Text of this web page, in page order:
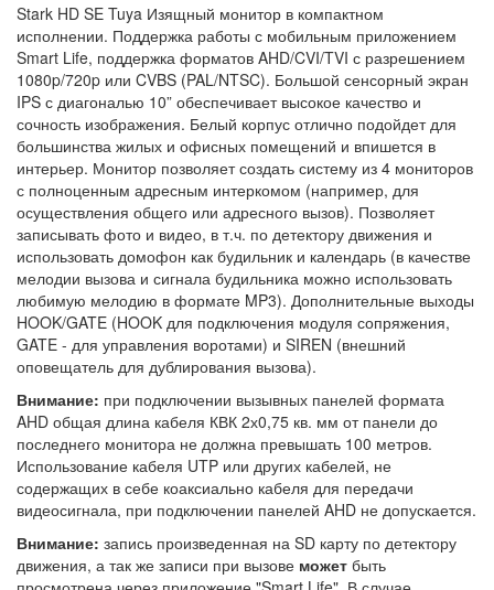
Stark HD SE Tuya Изящный монитор в компактном
исполнении. Поддержка работы с мобильным приложением
Smart Life, поддержка форматов AHD/CVI/TVI с разрешением
1080p/720p или CVBS (PAL/NTSC). Большой сенсорный экран
IPS с диагональю 10” обеспечивает высокое качество и
сочность изображения. Белый корпус отлично подойдет для
большинства жилых и офисных помещений и впишется в
интерьер. Монитор позволяет создать систему из 4 мониторов
с полноценным адресным интеркомом (например, для
осуществления общего или адресного вызов). Позволяет
записывать фото и видео, в т.ч. по детектору движения и
использовать домофон как будильник и календарь (в качестве
мелодии вызова и сигнала будильника можно использовать
любимую мелодию в формате MP3). Дополнительные выходы
HOOK/GATE (HOOK для подключения модуля сопряжения,
GATE - для управления воротами) и SIREN (внешний
оповещатель для дублирования вызова).
Внимание: при подключении вызывных панелей формата
AHD общая длина кабеля КВК 2х0,75 кв. мм от панели до
последнего монитора не должна превышать 100 метров.
Использование кабеля UTP или других кабелей, не
содержащих в себе коаксиально кабеля для передачи
видеосигнала, при подключении панелей AHD не допускается.
Внимание: запись произведенная на SD карту по детектору
движения, а так же записи при вызове может быть